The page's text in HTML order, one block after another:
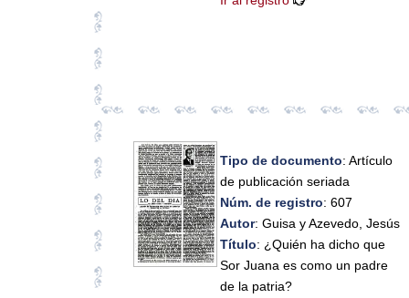
Tipo de documento: Artículo
de publicación seriada
Núm. de registro: 607
Autor: Guisa y Azevedo, Jesús
Título: ¿Quién ha dicho que
Sor Juana es como un padre
de la patria?